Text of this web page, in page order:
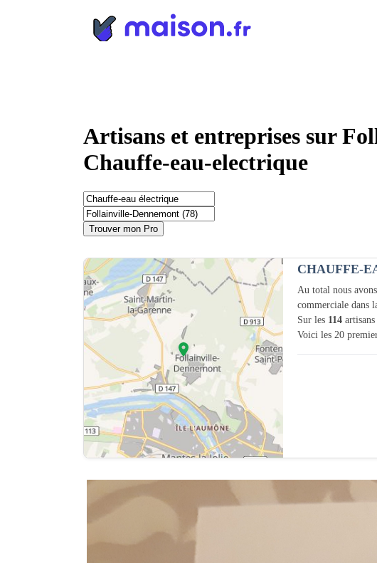
Artisans et entreprises sur
Chauffe-eau-electrique
Trouver mon Pro
CHAUFFE-
Au total nous
commerciale dans
Sur les 114
Voici les 20